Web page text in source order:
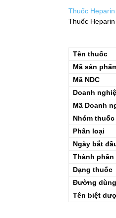
Thuốc
Thuốc
Tên thuốc
Mã sản
Mã NDC
Doanh
Mã Doanh
Nhóm thuốc
Phân loại
Ngày bắt
Thành phần
Dạng thuốc
Đường dùng
Tên biệt